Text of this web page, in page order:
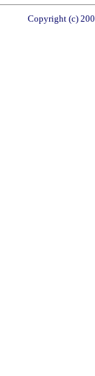
Copyright (c)